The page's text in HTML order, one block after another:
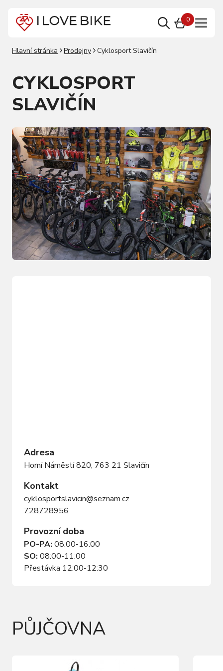
0
Hlavní stránka Prodejny Cyklosport Slavičín
CYKLOSPORT
SLAVIČÍN
Adresa
Horní Náměstí 820, 763 21 Slavičín
Kontakt
cyklosportslavicin@seznam.cz
728728956
Provozní doba
PO-PA: 08:00-16:00
SO: 08:00-11:00
Přestávka 12:00-12:30
PŮJČOVNA